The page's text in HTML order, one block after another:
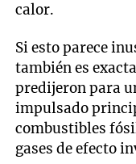
calor.
Si esto parece
también es
predijeron para
impulsado
combustibles
gases de efecto